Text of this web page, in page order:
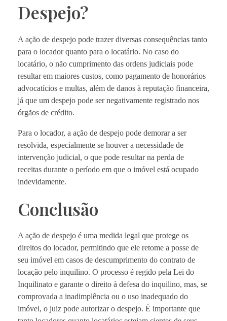
Despejo?
A ação de despejo pode trazer diversas consequências tanto
para o locador quanto para o locatário. No caso do
locatário, o não cumprimento das ordens judiciais pode
resultar em maiores custos, como pagamento de honorários
advocatícios e multas, além de danos à reputação financeira,
já que um despejo pode ser negativamente registrado nos
órgãos de crédito.
Para o locador, a ação de despejo pode demorar a ser
resolvida, especialmente se houver a necessidade de
intervenção judicial, o que pode resultar na perda de
receitas durante o período em que o imóvel está ocupado
indevidamente.
Conclusão
A ação de despejo é uma medida legal que protege os
direitos do locador, permitindo que ele retome a posse de
seu imóvel em casos de descumprimento do contrato de
locação pelo inquilino. O processo é regido pela Lei do
Inquilinato e garante o direito à defesa do inquilino, mas, se
comprovada a inadimplência ou o uso inadequado do
imóvel, o juiz pode autorizar o despejo. É importante que